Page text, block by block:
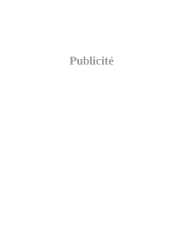
Publicité